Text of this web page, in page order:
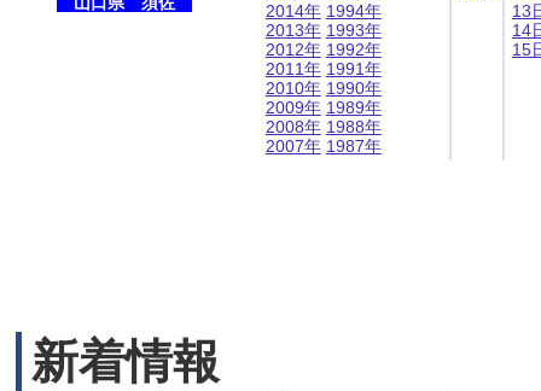
2014年
2013年
2012年
2011年
2010年
2009年
2008年
2007年
1994年
1993年
1992年
1991年
1990年
1989年
1988年
1987年
13
14
15
新着情報